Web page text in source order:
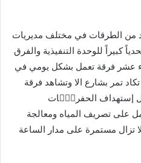
من الطرقات في مختلف مديريات
كبيراً للوحدة التنفيذية والفرق
عشر فرقة تعمل بشكل يومي في
تمر بشارع الا وتشاهد فرقة
إستهداف الحفريّٙات
على تصريف المياه ومعالجة
تزال مستمرة على مدار الساعة